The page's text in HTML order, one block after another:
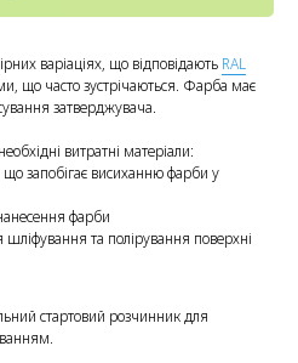
варіаціях, що відповідають RAL
що часто зустрічаються. Фарба має
затверджувача.
витратні матеріали:
запобігає висиханню фарби у
фарби
та полірування поверхні
стартовий розчинник для